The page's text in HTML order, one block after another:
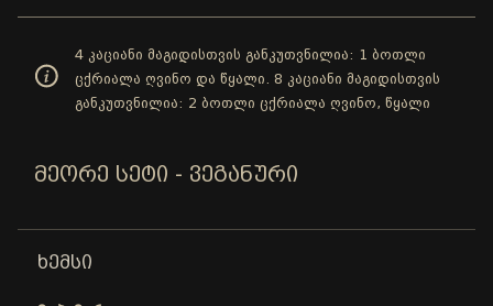
4 კაციანი მაგიდისთვის განკუთვნილია: 1 ბოთლი
ცქრიალა ღვინო და წყალი. 8 კაციანი მაგიდისთვის
განკუთვნილია: 2 ბოთლი ცქრიალა ღვინო, წყალი
ᲛᲔᲝᲠᲔ ᲡᲔᲢᲘ - ᲕᲔᲒᲐᲜᲣᲠᲘ
ᲮᲔᲛᲡᲘ